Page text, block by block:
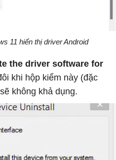
11 hiển thị driver Android
the driver software for
khi hộp kiểm này (đặc
không khả dụng.